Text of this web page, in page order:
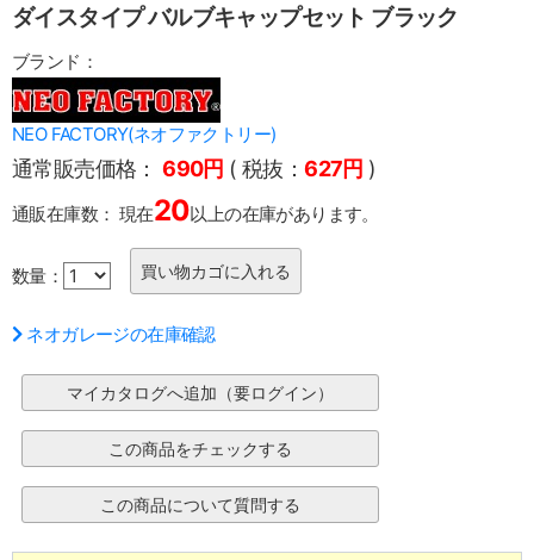
ダイスタイプ バルブキャップセット ブラック
ブランド：
NEO FACTORY(ネオファクトリー)
通常販売価格： 690円 ( 税抜：627円 )
通販在庫数： 現在20以上の在庫があります。
数量：
ネオガレージの在庫確認